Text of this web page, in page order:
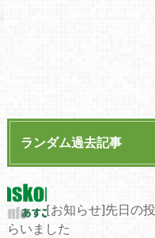
ランダム過去記事
[お知らせ]先日の
らいました